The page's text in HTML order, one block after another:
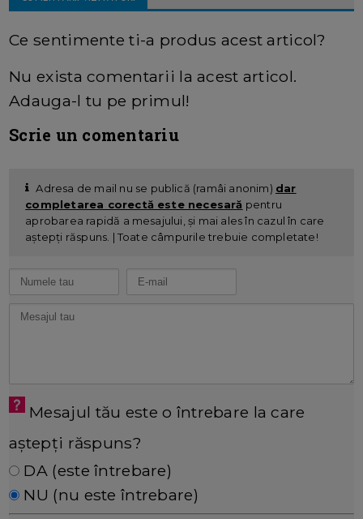
Ce sentimente ti-a produs acest articol?
Nu exista comentarii la acest articol.
Adauga-l tu pe primul!
Scrie un comentariu
Adresa de mail nu se publică (ramâi anonim) dar
completarea corectă este necesară pentru
aprobarea rapidă a mesajului, și mai ales în cazul în care
aștepți răspuns. | Toate câmpurile trebuie completate!
Mesajul tău este o întrebare la care
aștepți răspuns?
DA (este întrebare)
NU (nu este întrebare)